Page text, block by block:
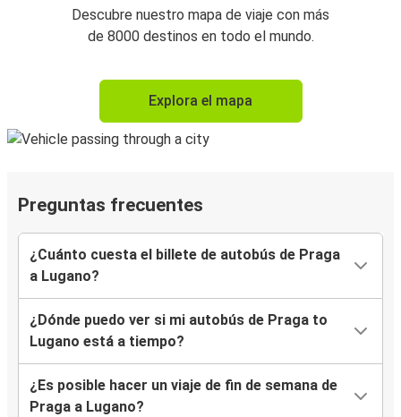
Descubre nuestro mapa de viaje con más
de 8000 destinos en todo el mundo.
Explora el mapa
Preguntas frecuentes
¿Cuánto cuesta el billete de autobús de Praga
a Lugano?
¿Dónde puedo ver si mi autobús de Praga to
Lugano está a tiempo?
¿Es posible hacer un viaje de fin de semana de
Praga a Lugano?